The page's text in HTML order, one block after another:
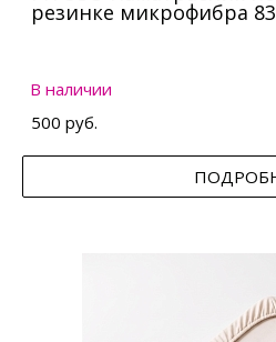
резинке микрофибра
В наличии
500 руб.